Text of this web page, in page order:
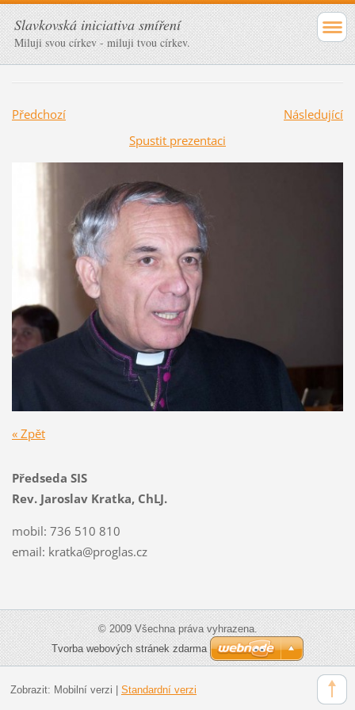
Slavkovská iniciativa smíření
Miluji svou církev - miluji tvou církev.
Předchozí
Následující
Spustit prezentaci
« Zpět
Předseda SIS
Rev. Jaroslav Kratka, ChLJ.
mobil: 736 510 810
email: kratka@proglas.cz
© 2009 Všechna práva vyhrazena.
Tvorba webových stránek zdarma
Zobrazit: Mobilní verzi Standardní verzi